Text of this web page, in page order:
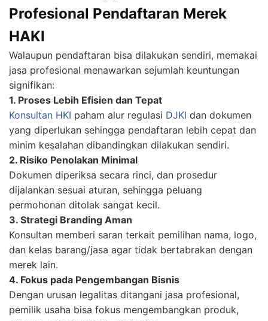
Profesional Pendaftaran Merek
HAKI
Walaupun pendaftaran bisa dilakukan sendiri, memakai
jasa profesional menawarkan sejumlah keuntungan
signifikan:
1. Proses Lebih Efisien dan Tepat
Konsultan HKI paham alur regulasi DJKI dan dokumen
yang diperlukan sehingga pendaftaran lebih cepat dan
minim kesalahan dibandingkan dilakukan sendiri.
2. Risiko Penolakan Minimal
Dokumen diperiksa secara rinci, dan prosedur
dijalankan sesuai aturan, sehingga peluang
permohonan ditolak sangat kecil.
3. Strategi Branding Aman
Konsultan memberi saran terkait pemilihan nama, logo,
dan kelas barang/jasa agar tidak bertabrakan dengan
merek lain.
4. Fokus pada Pengembangan Bisnis
Dengan urusan legalitas ditangani jasa profesional,
pemilik usaha bisa fokus mengembangkan produk,